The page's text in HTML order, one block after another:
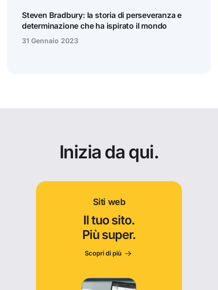
Steven Bradbury: la storia di perseveranza e
determinazione che ha ispirato il mondo
31 Gennaio 2023
Inizia da qui.
Siti web
Il tuo sito.
Più super.
Scopri di più